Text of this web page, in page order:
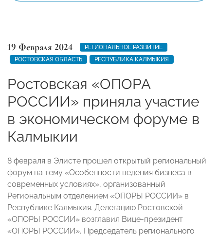
19 Февраля 2024
РЕГИОНАЛЬНОЕ РАЗВИТИЕ
РОСТОВСКАЯ ОБЛАСТЬ
РЕСПУБЛИКА КАЛМЫКИЯ
Ростовская «ОПОРА
РОССИИ» приняла участие
в экономическом форуме в
Калмыкии
8 февраля в Элисте прошел открытый региональный
форум на тему «Особенности ведения бизнеса в
современных условиях», организованный
Региональным отделением «ОПОРЫ РОССИИ» в
Республике Калмыкия. Делегацию Ростовской
«ОПОРЫ РОССИИ» возглавил Вице-президент
«ОПОРЫ РОССИИ», Председатель регионального